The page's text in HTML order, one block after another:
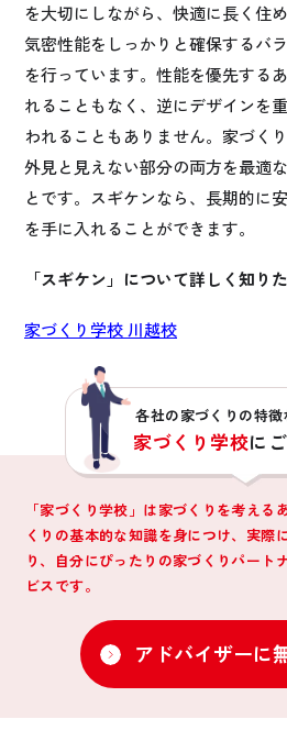
を大切にしながら、快適に長く住
気密性能をしっかりと確保するバ
を行っています。性能を優先する
れることもなく、逆にデザインを
われることもありません。家づく
外見と見えない部分の両方を最適
とです。スギケンなら、長期的に
を手に入れることができます。
「スギケン」について詳しく知り
家づくり学校 川越校
各社の家づくりの特
家づくり学校に
「家づくり学校」は家づくりを考える
くりの基本的な知識を身につけ、 実際
り、自分にぴったりの家づくりパート
ビスです。
アドバイザーに